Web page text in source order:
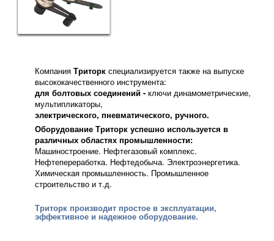
Компания Триторк специализируется также на выпуске
высококачественного инструмента:
для болтовых соединений - ключи динамометрические,
мультипликаторы,
электрического, пневматического, ручного.
Оборудование Триторк успешно используется в
различных областях промышленности:
Машиностроение. Нефтегазовый комплекс.
Нефтепереработка. Нефтедобыча. Электроэнергетика.
Химическая промышленность. Промышленное
строительство и т.д.
Триторк производит простое в эксплуатации,
эффективное и надежное оборудование.